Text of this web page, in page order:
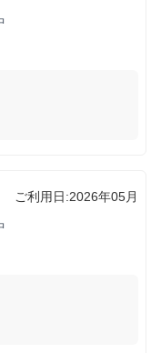
ご利用日:2026年05月